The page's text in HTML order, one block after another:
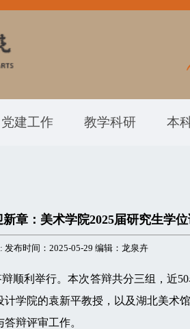
党建工作 教学科研 本
章：美术学院2025届研究生学
发布时间：2025-05-29 编辑：龙泉卉
利举行。本次答辩共分三组，近
学院的袁新平教授，以及湖北美术
辩评审工作。